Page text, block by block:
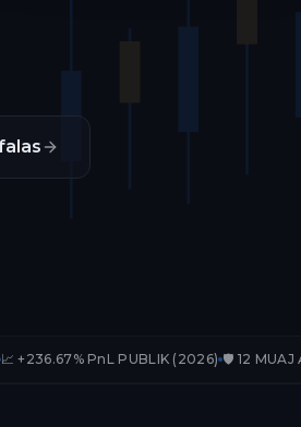
PUBLIK (2026) 🛡️ 12 MUAJ AKSES TË